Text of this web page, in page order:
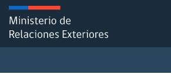
Click acá para ir directamente al contenido